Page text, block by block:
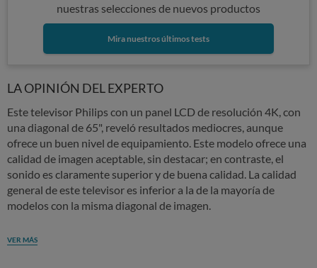
nuestras selecciones de nuevos productos
Mira nuestros últimos tests
LA OPINIÓN DEL EXPERTO
Este televisor Philips con un panel LCD de resolución 4K, con
una diagonal de 65", reveló resultados mediocres, aunque
ofrece un buen nivel de equipamiento. Este modelo ofrece una
calidad de imagen aceptable, sin destacar; en contraste, el
sonido es claramente superior y de buena calidad. La calidad
general de este televisor es inferior a la de la mayoría de
modelos con la misma diagonal de imagen.
VER MÁS